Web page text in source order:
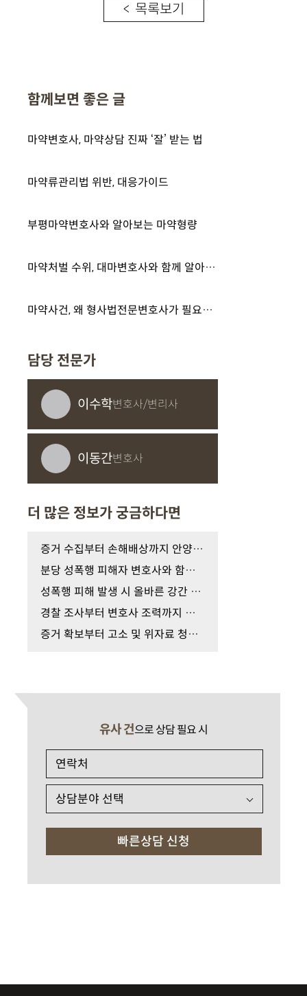
< 목록보기
함께보면 좋은 글
마약변호사, 마약상담 진짜 ‘잘’ 받는 법
마약류관리법 위반, 대응가이드
부평마약변호사와 알아보는 마약형량
마약처벌 수위, 대마변호사와 함께 알아보기
마약사건, 왜 형사법전문변호사가 필요할까?
담당 전문가
이수학변호사/변리사
이동간변호사
더 많은 정보가 궁금하다면
증거 수집부터 손해배상까지 안양 성추행 피해자 변…
분당 성폭행 피해자 변호사와 함께 준비하는 증거 확…
성폭행 피해 발생 시 올바른 강간 증거 수집 대응 가…
경찰 조사부터 변호사 조력까지 성폭행 피해자 진술 …
증거 확보부터 고소 및 위자료 청구까지 헬스장 성추…
유사 건으로 상담 필요 시